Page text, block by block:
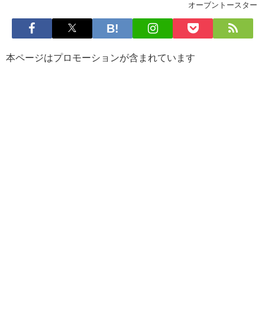
オーブントースター
本ページはプロモーションが含まれています